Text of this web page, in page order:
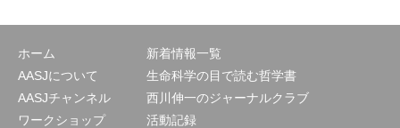
ホーム
AASJについて
AASJチャンネル
ワークショップ
新着情報一覧
生命科学の目で読む哲学書
西川伸一のジャーナルクラブ
活動記録